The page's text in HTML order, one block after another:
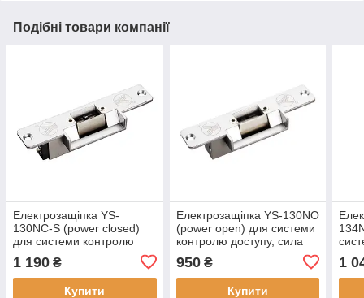
Подібні товари компанії
Електрозащіпка YS-
130NC-S (power closed)
для системи контролю
утримання 500 кг,
живлення DC12V
1 190 ₴
Купити
Електрозащіпка YS-130NO
(power open) для системи
контролю доступу, сила
950₴
Купити
до
1